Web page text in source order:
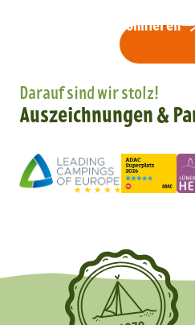
Newsletter abonnieren
Darauf sind wir stolz!
Auszeichnungen &